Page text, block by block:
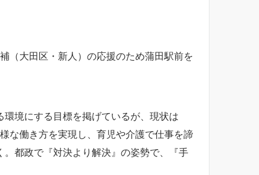
（大田区・新人）の応援のため蒲田駅前を
境にする目標を掲げているが、現状は
な働き方を実現し、育児や介護で仕事を諦
都政で『対決より解決』の姿勢で、『手